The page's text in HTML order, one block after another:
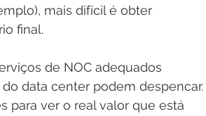
mais difícil é obter
final.
de NOC adequados
data center podem despencar.
para ver o real valor que está